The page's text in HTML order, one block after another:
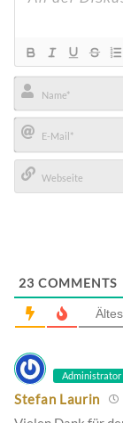
Name*
E-
Mail*
23 COMMENTS
Administrator
Stefan Laurin